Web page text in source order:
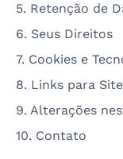
5. Retenção de
6. Seus Direitos
7. Cookies e
8. Links para
9. Alterações
10. Contato